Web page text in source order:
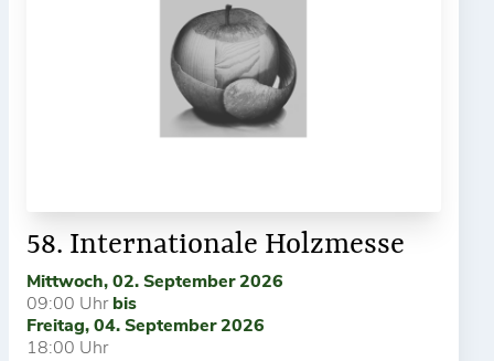
58. Internationale Holzmesse
Mittwoch, 02. September 2026
09:00 Uhrbis
Freitag, 04. September 2026
18:00 Uhr